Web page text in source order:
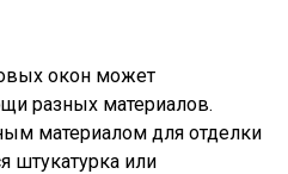
окон может
разных материалов.
материалом для отделки
штукатурка или